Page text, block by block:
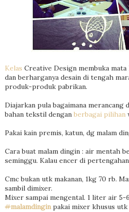
Kelas Creative Design membuka
dan berharganya desain di tengah
produk-produk pabrikan.
Diajarkan pula bagaimana merancang
bahan tekstil dengan berbagai pilihan
Pakai kain premis, katun, dg malam
Cara buat malam dingin : air mentah
seminggu. Kalau encer di
Cmc bukan utk makanan, 1kg 70 rb.
sambil dimixer.
Mixer sampai mengental. 1 liter air 5-
#malamdinginpakai mixer khusus utk